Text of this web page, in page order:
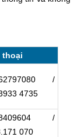
thoại
/
4735
/
070